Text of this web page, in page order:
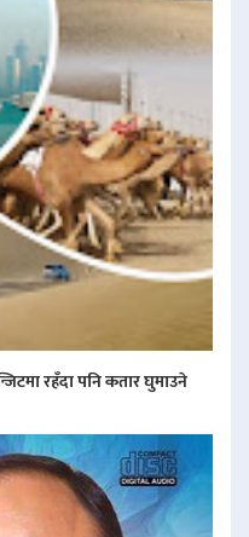
रहँदा पनि कतार घुमाउने